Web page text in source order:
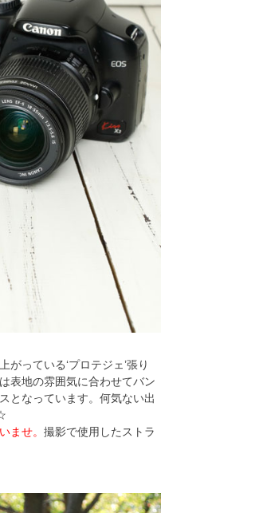
っている‘プロテジェ’張り
表地の雰囲気に合わせてバン
となっています。何気ない出
ませ。撮影で使用したストラ